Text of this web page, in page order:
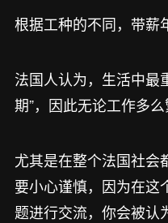
根据工种的不同，带薪
法国人认为，生活中最
期”，因此无论工作多
尤其是在整个法国社会
要小心谨慎，因为在这
题进行交流，你会被认